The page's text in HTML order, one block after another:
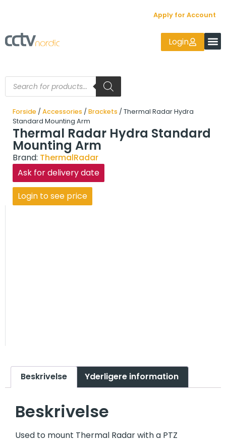
Apply for Account
Login
Forside / Accessories / Brackets / Thermal Radar Hydra
Standard Mounting Arm
Thermal Radar Hydra Standard
Mounting Arm
Brand: ThermalRadar
Ask for delivery date
Login to see price
Beskrivelse Yderligere information
Beskrivelse
Used to mount Thermal Radar with a PTZ